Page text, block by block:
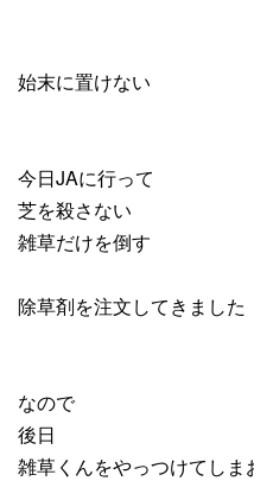
始末に置けない
今日JAに行って
芝を殺さない
雑草だけを倒す
除草剤を注文してきました
なので
後日
雑草くんをやっつけてしま